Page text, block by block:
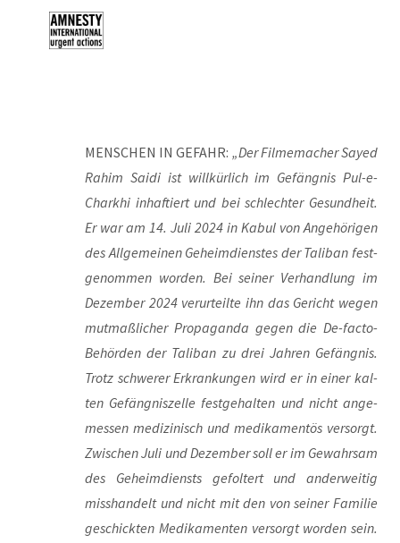
MENSCHEN IN GEFAHR: „Der Fil­me­ma­cher Say­ed
Rahim Sai­di ist will­kür­lich im Gefäng­nis Pul-e-
Charkhi inhaf­tiert und bei schlech­ter Gesund­heit.
Er war am 14. Juli 2024 in Kabul von Ange­hö­ri­gen
des All­ge­mei­nen Geheim­diens­tes der Tali­ban fest­
ge­nom­men wor­den. Bei sei­ner Ver­hand­lung im
Dezem­ber 2024 ver­ur­teil­te ihn das Gericht wegen
mut­maß­li­cher Pro­pa­gan­da gegen die De-fac­to-
Behör­den der Tali­ban zu drei Jah­ren Gefäng­nis.
Trotz schwe­rer Erkran­kun­gen wird er in einer kal­
ten Gefäng­nis­zel­le fest­ge­hal­ten und nicht ange­
mes­sen medi­zi­nisch und medi­ka­men­tös ver­sorgt.
Zwi­schen Juli und Dezem­ber soll er im Gewahr­sam
des Geheim­diensts gefol­tert und ander­wei­tig
miss­han­delt und nicht mit den von sei­ner Fami­lie
geschick­ten Medi­ka­men­ten ver­sorgt wor­den sein.